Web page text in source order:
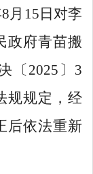
8 月 15 日对李
政府青苗搬
〔 2025 〕 3
规规定，经
后依法重新